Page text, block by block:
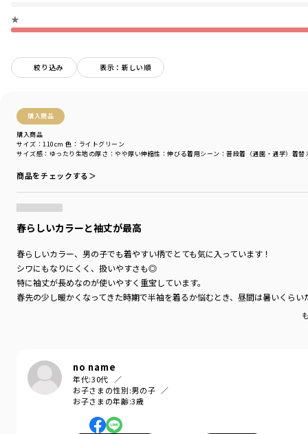
★
絞り込み 表示：新しい順
購入商品
購入商品
サイズ感 ：ゆったり 生地の厚さ ：やや厚い伸縮性 ：伸びる着用シーン ：普段着（通園・通学） 着替
サイズ：110cm 色：ライトグリーン
商品をチェックする＞
春らしいカラーと袖丈が最高
春らしいカラー、男の子でも着やすい柄でとても気に入っています！
シワにもなりにくく、扱いやすさも◎
特に袖丈が長めなのが使いやすく重宝しています。
春先の少し暖かくなってきた時期で半袖を着るか悩むとき、昼間は暑いくら
no name
年代:30代
お子さまの性別:男の子
お子さまの年齢:3歳
ミモザの花言葉は「感謝」。
すべてのお客さまへ感謝の気持ちをお届けします。
伸縮性：あり
着用イメージ/カラー：ライトグリーン
モデル：身長109.0cm 体重18.0kg
ブランド ／branshes
カテゴリ
トップス>長袖Tシャツ・7分袖Tシャツ
カラー
／グリーン
BABY
商品番号
／ 11-4106-371